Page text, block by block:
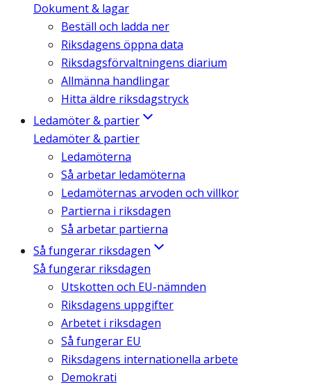
Dokument & lagar
Beställ och ladda ner
Riksdagens öppna data
Riksdagsförvaltningens diarium
Allmänna handlingar
Hitta äldre riksdagstryck
Ledamöter & partier
Ledamöter & partier
Ledamöterna
Så arbetar ledamöterna
Ledamöternas arvoden och villkor
Partierna i riksdagen
Så arbetar partierna
Så fungerar riksdagen
Så fungerar riksdagen
Utskotten och EU-nämnden
Riksdagens uppgifter
Arbetet i riksdagen
Så fungerar EU
Riksdagens internationella arbete
Demokrati